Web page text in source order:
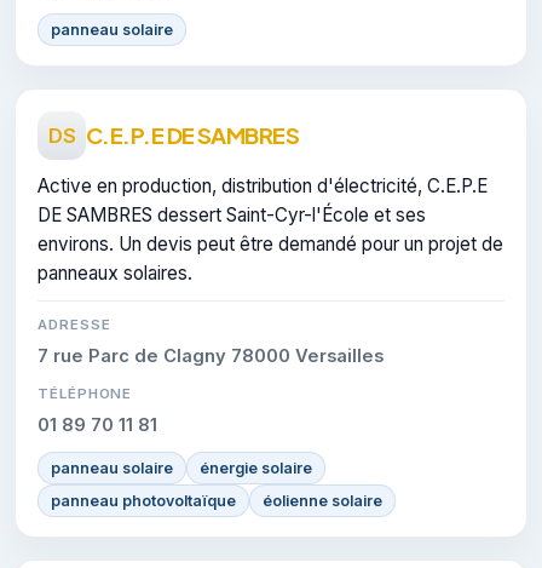
panneau solaire
DS C.E.P.E DE SAMBRES
Active en production, distribution d'électricité, C.E.P.E
DE SAMBRES dessert Saint-Cyr-l'École et ses
environs. Un devis peut être demandé pour un projet de
panneaux solaires.
ADRESSE
7 rue Parc de Clagny 78000 Versailles
TÉLÉPHONE
01 89 70 11 81
panneau solaire
énergie solaire
panneau photovoltaïque
éolienne solaire